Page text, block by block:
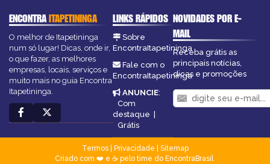
ENCONTRAITAPETININGA
O melhor de Itapetininga
num só lugar! Dicas, onde ir,
o que fazer, as melhores
empresas, locais, serviços e
muito mais no guia Encontra
Itapetininga.
LINKS RÁPIDOS
Sobre
EncontraItapetininga
Fale com o
EncontraItapetininga
ANUNCIE:
Com
destaque
Grátis
NOVIDADES POR E-
MAIL
Receba grátis as
principais notícias,
dicas e promoções
Termos| Privacidade
Sitemap
Criado com ❤️ e ☕ pelo time do EncontraBrasil